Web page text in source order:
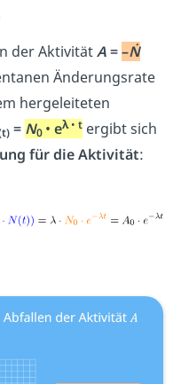
der AktivitätA=–Ṅ
Änderungsrate
hergeleiteten
= N0 • eλ• t ergibt sich
für die Aktivität: